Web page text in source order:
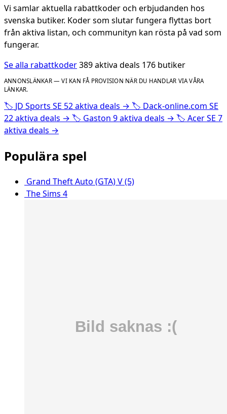
Vi samlar aktuella rabattkoder och erbjudanden hos
svenska butiker. Koder som slutar fungera flyttas bort
från aktiva listan, och communityn kan rösta på vad som
fungerar.
Se alla rabattkoder389 aktiva deals 176 butiker
ANNONSLÄNKAR — VI KAN FÅ PROVISION NÄR DU HANDLAR VIA VÅRA
LÄNKAR.
🏷️ JD Sports SE 52 aktiva deals → 🏷️ Dack-online.com SE
22 aktiva deals → 🏷️ Gaston 9 aktiva deals → 🏷️ Acer SE 7
aktiva deals →
Populära spel
Grand Theft Auto (GTA) V (5)
The Sims 4